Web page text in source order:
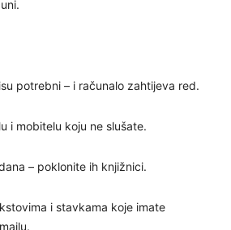
potrebni – i računalo zahtijeva red.
i mobitelu koju ne slušate.
– poklonite ih knjižnici.
i stavkama koje imate